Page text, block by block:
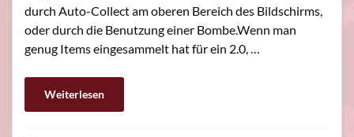
durch Auto-Collect am oberen Bereich des Bildschirms,
oder durch die Benutzung einer Bombe.Wenn man
genug Items eingesammelt hat für ein 2.0, …
Weiterlesen